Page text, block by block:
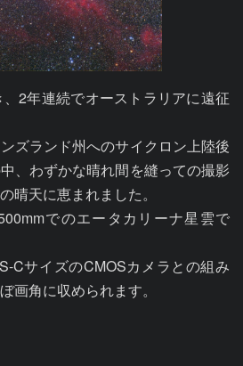
2年連続でオーストラリアに遠征
ズランド州へのサイクロン上陸後
、わずかな晴れ間を縫っての撮影
晴天に恵まれました。
でのエータカリーナ星雲で
CサイズのCMOSカメラとの組み